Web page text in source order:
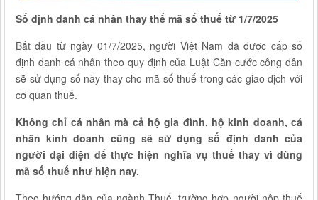
Số định danh cá nhân thay thế mã số thuế từ 1/7/2025
Bắt đầu từ ngày 01/7/2025, người Việt Nam đã được cấp số
định danh cá nhân theo quy định của Luật Căn cước công dân
sẽ sử dụng số này thay cho mã số thuế trong các giao dịch với
cơ quan thuế.
Không chỉ cá nhân mà cả hộ gia đình, hộ kinh doanh, cá
nhân kinh doanh cũng sẽ sử dụng số định danh của
người đại diện để thực hiện nghĩa vụ thuế thay vì dùng
mã số thuế như hiện nay.